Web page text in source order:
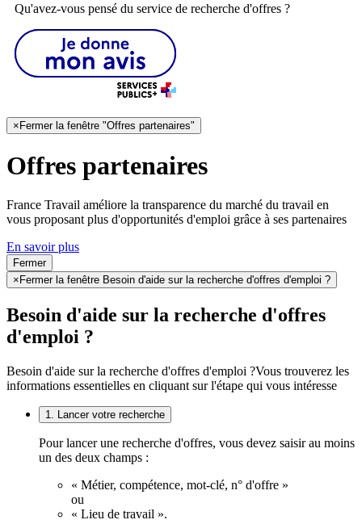
Qu'avez-vous pensé du service de recherche d'offres ?
×Fermer la fenêtre "Offres partenaires"
Offres partenaires
France Travail améliore la transparence du marché du travail en
vous proposant plus d'opportunités d'emploi grâce à ses partenaires
En savoir plus
Fermer
× Fermer la fenêtre Besoin d'aide sur la recherche d'offres d'emploi ?
Besoin d'aide sur la recherche d'offres
d'emploi ?
Besoin d'aide sur la recherche d'offres d'emploi ?Vous trouverez les
informations essentielles en cliquant sur l'étape qui vous intéresse
1. Lancer votre recherche
Pour lancer une recherche d'offres, vous devez saisir au moins
un des deux champs :
« Métier, compétence, mot-clé, n° d'offre »
ou
« Lieu de travail ».